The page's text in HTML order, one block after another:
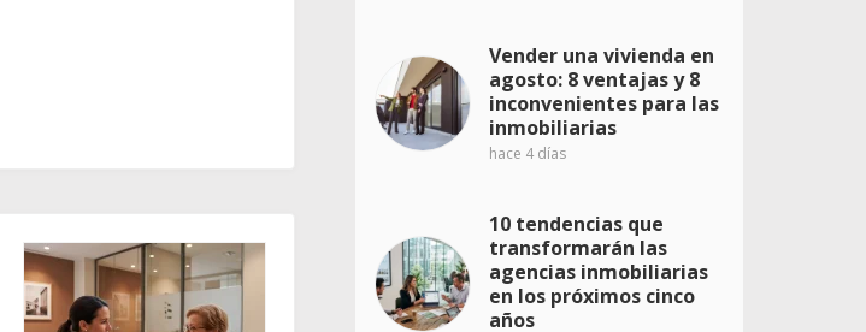
Vender una vivienda en
agosto: 8 ventajas y 8
inconvenientes para las
inmobiliarias
hace 4 días
10 tendencias que
transformarán las
agencias inmobiliarias
en los próximos cinco
años